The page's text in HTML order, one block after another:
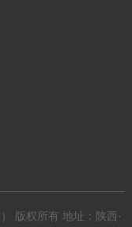
版权所有 地址：陕西·